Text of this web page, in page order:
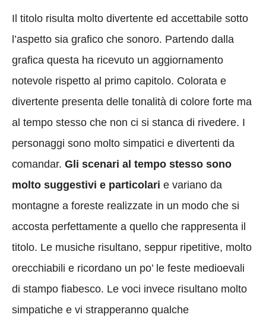
Il titolo risulta molto divertente ed accettabile sotto
l’aspetto sia grafico che sonoro. Partendo dalla
grafica questa ha ricevuto un aggiornamento
notevole rispetto al primo capitolo. Colorata e
divertente presenta delle tonalità di colore forte ma
al tempo stesso che non ci si stanca di rivedere. I
personaggi sono molto simpatici e divertenti da
comandar. Gli scenari al tempo stesso sono
molto suggestivi e particolari e variano da
montagne a foreste realizzate in un modo che si
accosta perfettamente a quello che rappresenta il
titolo. Le musiche risultano, seppur ripetitive, molto
orecchiabili e ricordano un po’ le feste medioevali
di stampo fiabesco. Le voci invece risultano molto
simpatiche e vi strapperanno qualche